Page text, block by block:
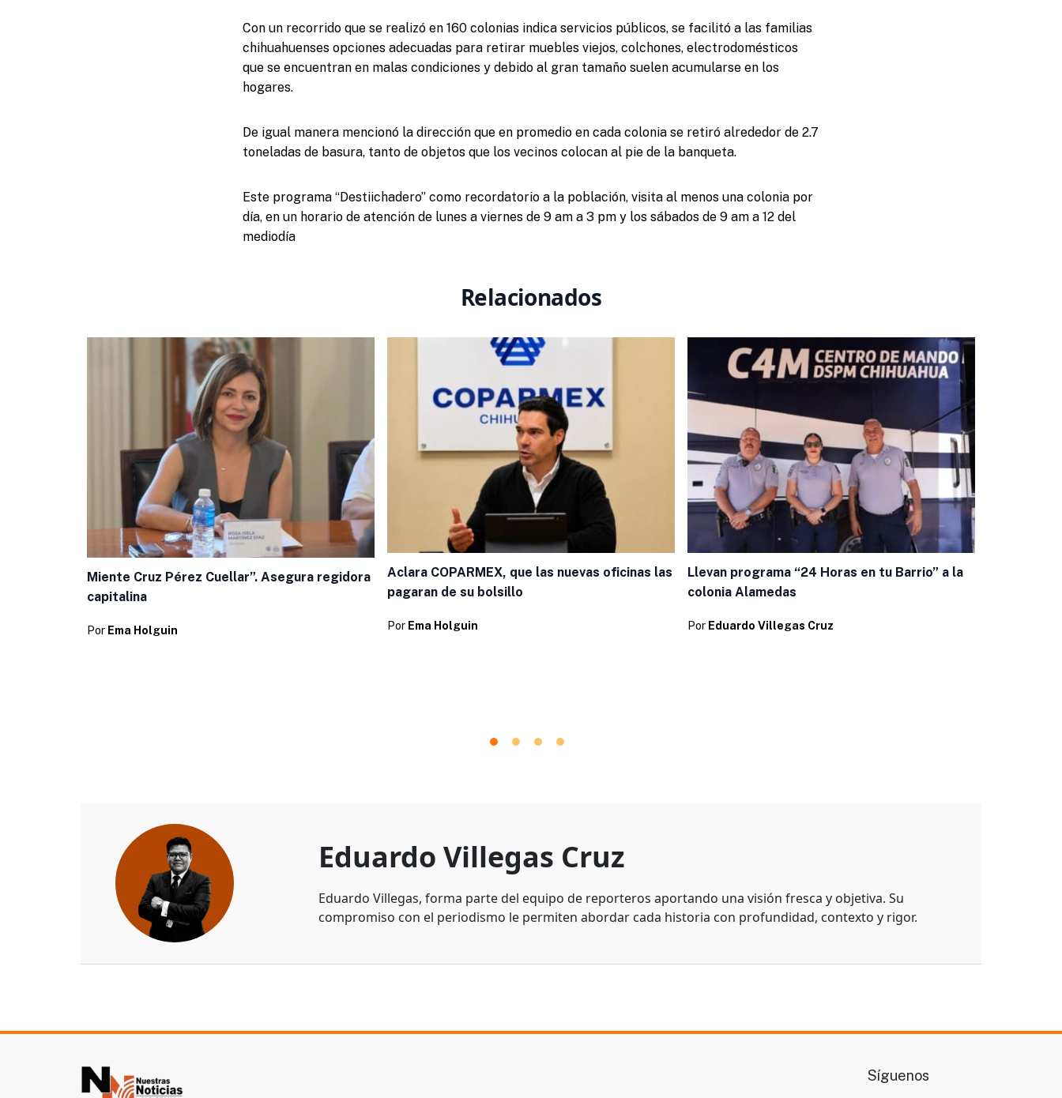
Con un recorrido que se realizó en 160 colonias indica servicios públicos, se facilitó a las familias
chihuahuenses opciones adecuadas para retirar muebles viejos, colchones, electrodomésticos
que se encuentran en malas condiciones y debido al gran tamaño suelen acumularse en los
hogares.
De igual manera mencionó la dirección que en promedio en cada colonia se retiró alrededor de 2.7
toneladas de basura, tanto de objetos que los vecinos colocan al pie de la banqueta.
Este programa “Destiichadero” como recordatorio a la población, visita al menos una colonia por
día, en un horario de atención de lunes a viernes de 9 am a 3 pm y los sábados de 9 am a 12 del
mediodía
Relacionados
Miente Cruz Pérez Cuellar”. Asegura regidora
capitalina
Por Ema Holguin
Aclara COPARMEX, que las nuevas oficinas las
pagaran de su bolsillo
Por Ema Holguin
Llevan programa “24 Horas en tu Barrio” a la
colonia Alamedas
Por Eduardo Villegas Cruz
Eduardo Villegas Cruz
Eduardo Villegas, forma parte del equipo de reporteros aportando una visión fresca y objetiva. Su
compromiso con el periodismo le permiten abordar cada historia con profundidad, contexto y rigor.
Síguenos